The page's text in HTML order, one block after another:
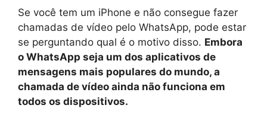
Se você tem um iPhone e não consegue fazer
chamadas de vídeo pelo WhatsApp, pode estar
se perguntando qual é o motivo disso. Embora
o WhatsApp seja um dos aplicativos de
mensagens mais populares do mundo, a
chamada de vídeo ainda não funciona em
todos os dispositivos.